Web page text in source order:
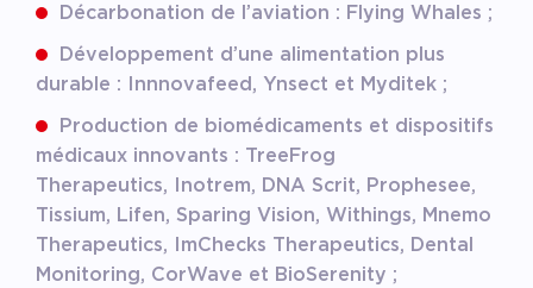
Décarbonation de l’aviation : Flying Whales ;
Développement d’une alimentation plus
durable : Innnovafeed, Ynsect et Myditek ;
Production de biomédicaments et dispositifs
médicaux innovants : TreeFrog
Therapeutics, Inotrem, DNA Scrit, Prophesee,
Tissium, Lifen, Sparing Vision, Withings, Mnemo
Therapeutics, ImChecks Therapeutics, Dental
Monitoring, CorWave et BioSerenity ;